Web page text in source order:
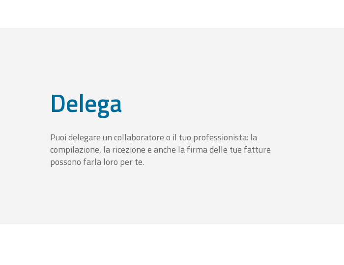
Delega
Puoi delegare un collaboratore o il tuo professionista: la
compilazione, la ricezione e anche la firma delle tue fatture
possono farla loro per te.